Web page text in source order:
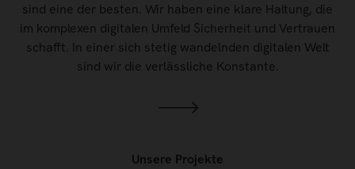
sind eine der besten. Wir haben eine klare Haltung, die
im komplexen digitalen Umfeld Sicherheit und Vertrauen
schafft. In einer sich stetig wandelnden digitalen Welt
sind wir die verlässliche Konstante.
Unsere Projekte